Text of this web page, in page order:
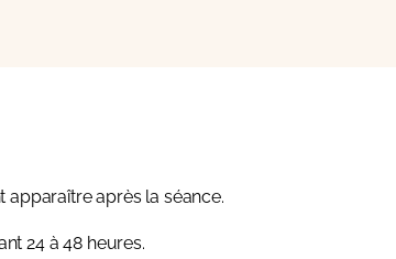
après la séance.
24 à 48 heures.